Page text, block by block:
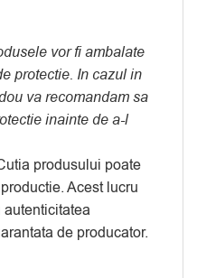
vor fi ambalate
protectie. In cazul in
va recomandam sa
inainte de a-l
produsului poate
Acest lucru
de producator.